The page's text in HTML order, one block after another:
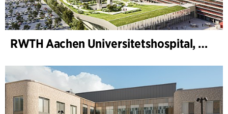
RWTH Aachen Universitetshospital, udvidelse